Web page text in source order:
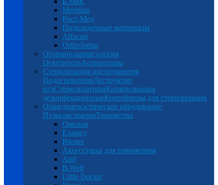
Meridian
Рост-Мед
Подкладочные материалы
Alfacast
Orthoforma
Оториноларингология
ОсветительАспираторы
Стерилизация инструментов
ПодогревателиДеструктор
иглСтерилизаторыКипятильники
дезинфекционныеКонтейнеры для стерилизации
Общедиагностическое обрудование
ПульсоксимерыТонометры
Омелон
Еламед
Riester
Аксессуары для тонометров
And
B.Well
Little Doctor